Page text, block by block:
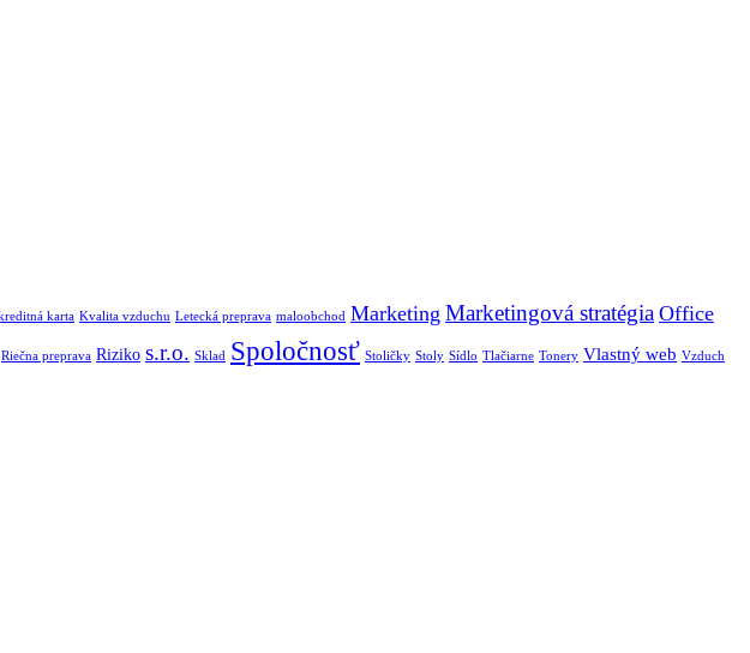
karta Kvalita vzduchu Letecká preprava maloobchod Marketing Marketingová stratégia Office
Riečna preprava Riziko s.r.o. Sklad Spoločnosť Stoličky Stoly Sídlo Tlačiarne Tonery Vlastný web Vzduch